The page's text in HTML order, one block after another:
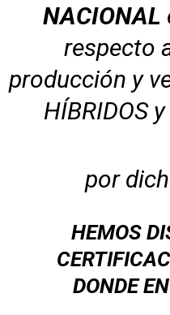
NACIONAL
respecto
producción y
HÍBRIDOS
por
HEMOS
DONDE